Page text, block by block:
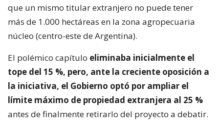
que un mismo titular extranjero no puede tener
más de 1.000 hectáreas en la zona agropecuaria
núcleo (centro-este de Argentina).
El polémico capítulo eliminaba inicialmente el
tope del 15 %, pero, ante la creciente oposición a
la iniciativa, el Gobierno optó por ampliar el
límite máximo de propiedad extranjera al 25 %
antes de finalmente retirarlo del proyecto a debatir.